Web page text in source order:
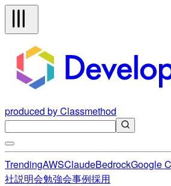
produced by Classmethod
TrendingAWSClaudeBedrockGoogle
社説明会勉強会事例採用